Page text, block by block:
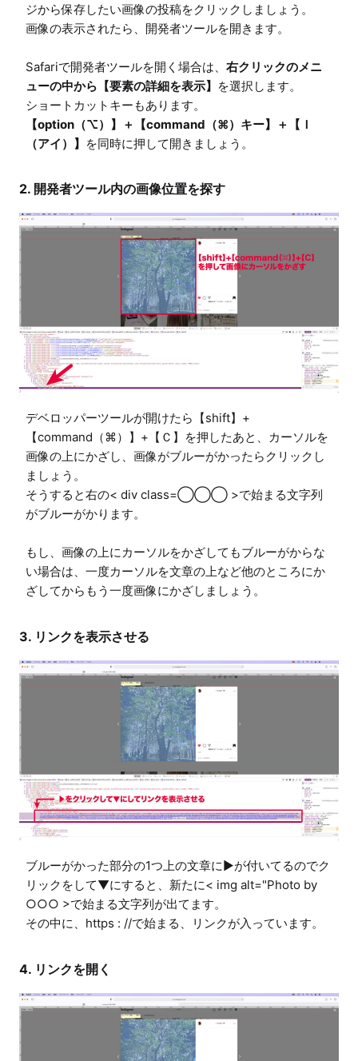
ジから保存したい画像の投稿をクリックしましょう。
画像の表示されたら、開発者ツールを開きます。
Safariで開発者ツールを開く場合は、 右クリックのメニ
ューの中から【要素の詳細を表示】
を選択します。
【option（⌥）】＋【command（⌘）キー】＋【Ｉ
（アイ）】
を同時に押して開きましょう。
2. 開発者ツール内の画像位置を探す
デベロッパーツールが開けたら【shift】+
【command（⌘）】+【Ｃ】を押したあと、カーソルを
画像の上にかざし、画像がブルーがかったらクリックし
ましょう。
そうすると右の< div class=◯◯◯ >で始まる文字列
がブルーがかります。
もし、画像の上にカーソルをかざしてもブルーがからな
い場合は、一度カーソルを文章の上など他のところにか
ざしてからもう一度画像にかざしましょう。
3. リンクを表示させる
ブルーがかった部分の1つ上の文章に▶が付いてるのでク
リックをして▼にすると、新たに< img alt="Photo by
○○○ >で始まる文字列が出てます。
その中に、https : //で始まる、リンクが入っています。
4. リンクを開く